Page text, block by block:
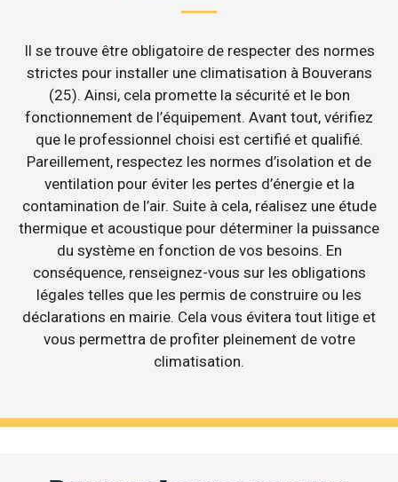
Il se trouve être obligatoire de respecter des normes
strictes pour installer une climatisation à Bouverans
(25). Ainsi, cela promette la sécurité et le bon
fonctionnement de l’équipement. Avant tout, vérifiez
que le professionnel choisi est certifié et qualifié.
Pareillement, respectez les normes d’isolation et de
ventilation pour éviter les pertes d’énergie et la
contamination de l’air. Suite à cela, réalisez une étude
thermique et acoustique pour déterminer la puissance
du système en fonction de vos besoins. En
conséquence, renseignez-vous sur les obligations
légales telles que les permis de construire ou les
déclarations en mairie. Cela vous évitera tout litige et
vous permettra de profiter pleinement de votre
climatisation.